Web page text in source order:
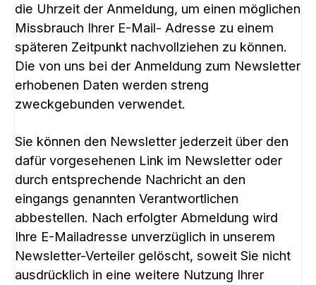
die Uhrzeit der Anmeldung, um einen möglichen
Missbrauch Ihrer E-Mail- Adresse zu einem
späteren Zeitpunkt nachvollziehen zu können.
Die von uns bei der Anmeldung zum Newsletter
erhobenen Daten werden streng
zweckgebunden verwendet.
Sie können den Newsletter jederzeit über den
dafür vorgesehenen Link im Newsletter oder
durch entsprechende Nachricht an den
eingangs genannten Verantwortlichen
abbestellen. Nach erfolgter Abmeldung wird
Ihre E-Mailadresse unverzüglich in unserem
Newsletter-Verteiler gelöscht, soweit Sie nicht
ausdrücklich in eine weitere Nutzung Ihrer